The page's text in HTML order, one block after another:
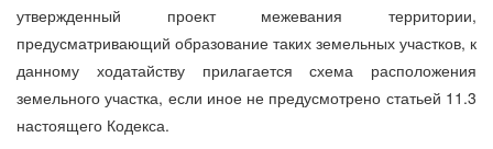
утвержденный проект межевания территории,
предусматривающий образование таких земельных участков, к
данному ходатайству прилагается схема расположения
земельного участка, если иное не предусмотрено статьей 11.3
настоящего Кодекса.